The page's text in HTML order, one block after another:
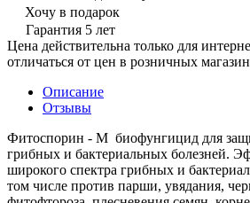
Хочу в подарок
Гарантия 5 лет
Цена действительна только для
отличаться от цен в розничных
Описание
Отзывы
Фитоспорин - М биофунгицид для
грибных и бактериальных болезней.
широкого спектра грибных и
том числе против парши, увядания,